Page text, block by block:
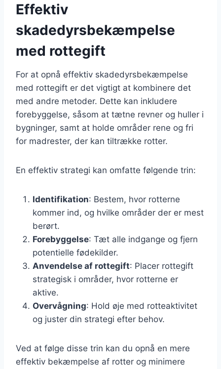
Effektiv
skadedyrsbekæmpelse
med rottegift
For at opnå effektiv skadedyrsbekæmpelse
med rottegift er det vigtigt at kombinere det
med andre metoder. Dette kan inkludere
forebyggelse, såsom at tætne revner og huller i
bygninger, samt at holde områder rene og fri
for madrester, der kan tiltrække rotter.
En effektiv strategi kan omfatte følgende trin:
Identifikation: Bestem, hvor rotterne
kommer ind, og hvilke områder der er mest
berørt.
Forebyggelse: Tæt alle indgange og fjern
potentielle fødekilder.
Anvendelse af rottegift: Placer rottegift
strategisk i områder, hvor rotterne er
aktive.
Overvågning: Hold øje med rotteaktivitet
og juster din strategi efter behov.
Ved at følge disse trin kan du opnå en mere
effektiv bekæmpelse af rotter og minimere